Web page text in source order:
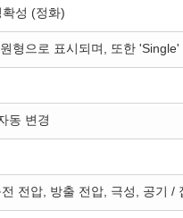
성 (정화)
형으로 표시되며, 또한
동 변경
전압, 방출 전압, 극성, 공기